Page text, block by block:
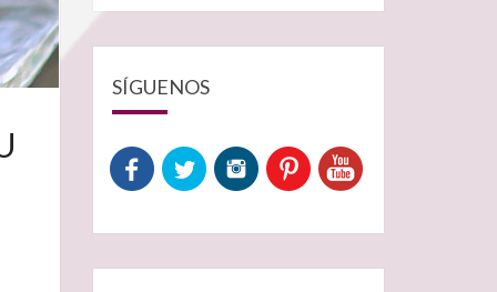
SÍGUENOS